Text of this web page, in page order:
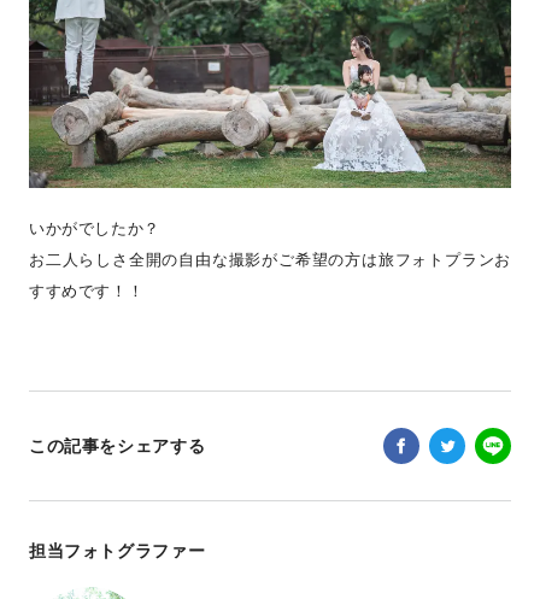
いかがでしたか？
お二人らしさ全開の自由な撮影がご希望の方は旅フォトプランお
すすめです！！
この記事をシェアする
担当フォトグラファー